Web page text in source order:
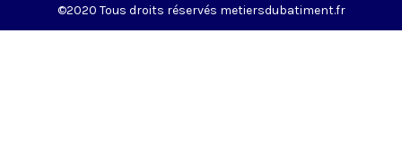
©2020 Tous droits réservés metiersdubatiment.fr